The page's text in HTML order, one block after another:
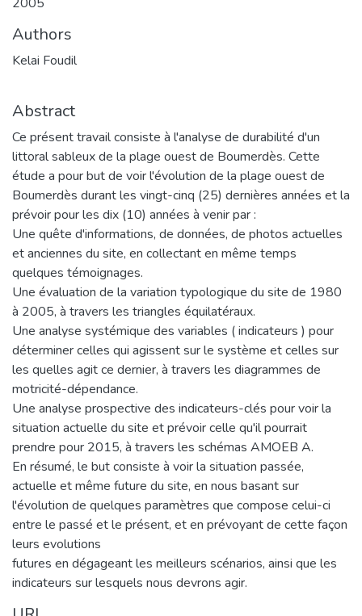
Authors
Kelai Foudil
Abstract
Ce présent travail consiste à l'analyse de durabilité d'un
littoral sableux de la plage ouest de Boumerdès. Cette
étude a pour but de voir l'évolution de la plage ouest de
Boumerdès durant les vingt-cinq (25) dernières années et la
prévoir pour les dix (10) années à venir par :
Une quête d'informations, de données, de photos actuelles
et anciennes du site, en collectant en même temps
quelques témoignages.
Une évaluation de la variation typologique du site de 1980
à 2005, à travers les triangles équilatéraux.
Une analyse systémique des variables ( indicateurs ) pour
déterminer celles qui agissent sur le système et celles sur
les quelles agit ce dernier, à travers les diagrammes de
motricité-dépendance.
Une analyse prospective des indicateurs-clés pour voir la
situation actuelle du site et prévoir celle qu'il pourrait
prendre pour 2015, à travers les schémas AMOEB A.
En résumé, le but consiste à voir la situation passée,
actuelle et même future du site, en nous basant sur
l'évolution de quelques paramètres que compose celui-ci
entre le passé et le présent, et en prévoyant de cette façon
leurs evolutions
futures en dégageant les meilleurs scénarios, ainsi que les
indicateurs sur lesquels nous devrons agir.